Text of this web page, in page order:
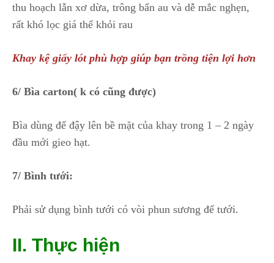
thu hoạch lẫn xơ dừa, trông bẩn au và dễ mắc nghẹn,
rất khó lọc giá thể khỏi rau
Khay kệ giấy lót phù hợp giúp bạn trồng tiện lợi hơn
6/ Bìa carton( k có cũng được)
Bìa dùng để đậy lên bề mặt của khay trong 1 – 2 ngày
đầu mới gieo hạt.
7/ Bình tưới:
Phải sử dụng bình tưới có vòi phun sương để tưới.
II. Thực hiện